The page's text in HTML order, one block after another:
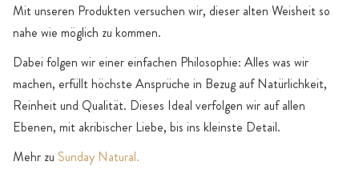
Mit unseren Produkten versuchen wir, dieser alten Weisheit so
nahe wie möglich zu kommen.
Dabei folgen wir einer einfachen Philosophie: Alles was wir
machen, erfüllt höchste Ansprüche in Bezug auf Natürlichkeit,
Reinheit und Qualität. Dieses Ideal verfolgen wir auf allen
Ebenen, mit akribischer Liebe, bis ins kleinste Detail.
Mehr zu Sunday Natural.